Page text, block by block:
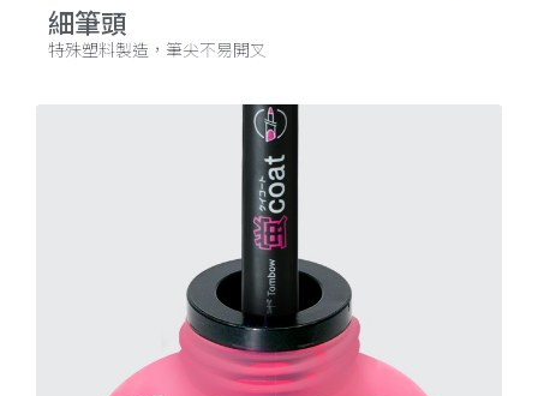
細筆頭
特殊塑料製造，筆尖不易開叉